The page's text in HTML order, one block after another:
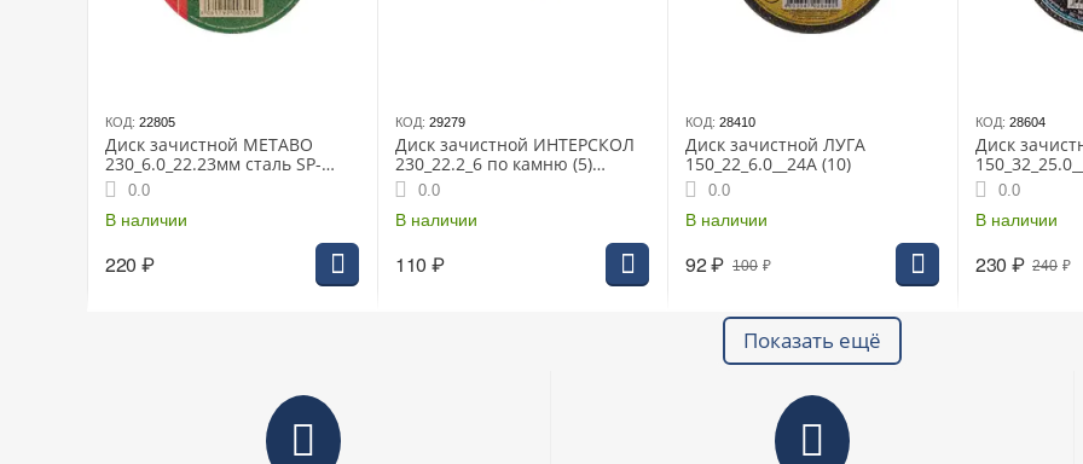
КОД: 22805
Диск зачистной METABO
230_6.0_22.23мм сталь SP-
Novoflex (617173000)
0.0
В наличии
220 ₽
КОД: 29279
Диск зачистной ИНТЕРСКОЛ
230_22.2_6 по камню (5)
(2064923000600)
0.0
В наличии
110 ₽
КОД: 28410
Диск зачистной ЛУГА
150_22_6.0__24А (10)
0.0
В наличии
100 ₽
92₽
КОД: 28604
Диск
0.0
В наличии
240 ₽
230 ₽
Показать ещё